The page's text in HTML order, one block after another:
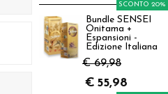
Bundle SENSEI
Onitama +
Espansioni -
Edizione Italiana
€ 69,98
SCONTO 20%
€ 55,98